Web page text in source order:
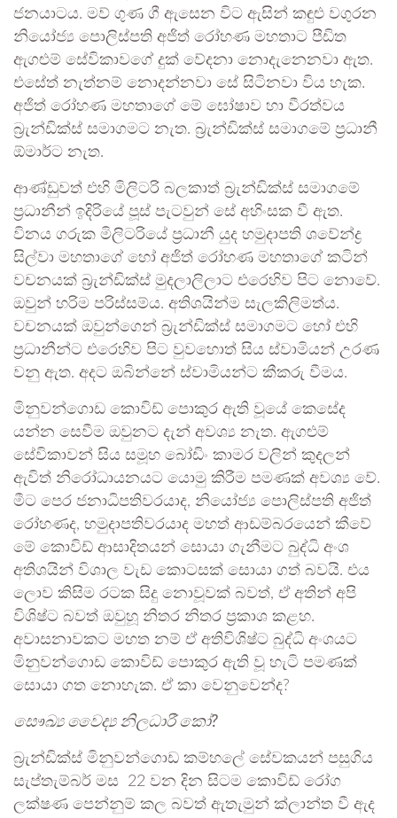
ජනයාටය. මව් ගුණ ගී ඇසෙන විට ඇසින් කඳුළු වගුරන
නියෝජ්‍ය පොලිස්පති අජිත් රෝහණ මහතාට පීඩිත
ඇගළුම් සේවිකාවගේ දුක් වේදනා නොදැනෙනවා ඇත.
එසේත් නැත්නම් ‍නොදන්නවා සේ සිටිනවා විය හැක.
අජිත් රෝහණ මහතාගේ මේ ඝෝෂාව හා වීරත්වය
බ්‍රැන්ඩික්ස් සමාගමට නැත. බ්‍රැන්ඩික්ස් සමාගමේ ප්‍රධානී
ඕමාර්ට නැත.
ආණ්ඩුවත් එහි මිලිටරි බලකාත් බ්‍රැන්ඩික්ස් සමාගමේ
ප්‍රධානීන් ඉදිරියේ පූස් පැටවුන් සේ අහිංසක වී ඇත.
විනය ගරුක මිලිටරියේ ප්‍රධානී යුද හමුදාපති ශවේන්ද්‍ර
සිල්වා මහතාගේ හෝ අජිත් රෝහණ මහතාගේ කටින්
වචනයක් බ්‍රැන්ඩික්ස් මුදලාලිලාට එරෙහිව පිට නොවේ.
ඔවුන් හරිම පරිස්සම්ය. අතිශයින්ම සැලකිලිමත්ය.
වචනයක් ඔවුන්ගෙන් බ්‍රැන්ඩික්ස් සමාගමට හෝ එහි
ප්‍රධානීන්ට එරෙහිව පිට වුවහොත් සිය ස්වාමියන් උරණ
වනු ඇත. අදට ඔබින්නේ ස්වාමියන්ට කීකරු වීමය.
මිනුවන්ගොඩ කොවිඩ් පොකුර ඇති වූයේ කෙසේද
යන්න සෙවීම ඔවුනට දැන් අවශ්‍ය නැත. ඇගළුම්
සේවිකාවන් සිය සමූහ බෝඩිං කාමර වලින් කුදලන්
ඇවිත් නිරෝධායනයට යොමු කිරීම පමණක් අවශ්‍ය වේ.
මීට පෙර ජනාධිපතිවරයාද, නියෝජ්‍ය පොලිස්පති අජිත්
රෝහණද, හමුදාපතිවරයාද මහත් ආඩම්බරයෙන් කීවේ
මේ කොවිඩ් ආසාදිතයන් සොයා ගැනීමට බුද්ධි අංශ
අතිශයින් විශාල වැඩ කොටසක් සොයා ගත් බවයි. එය
ලොව කිසිම රටක සිදු නොවූවක් බවත්, ඒ අතින් අපි
විශිෂ්ට බවත් ඔවුහූ නිතර නිතර ප්‍රකාශ කළහ.
අවාසනාවකට මහත නම් ඒ අතිවිශිෂ්ට බුද්ධි අංශයට
මිනුවන්ගොඩ කොවිඩ් පොකුර ඇති වූ හැටි පමණක්
සොයා ගත නොහැක. ඒ කා වෙනුවෙන්ද?
සෞඛ්‍ය වෛද්‍ය නිලධාරී කෝ?
බ්‍රැන්ඩික්ස් මිනුවන්ගොඩ කම්හලේ සේවකයන් පසුගිය
සැප්තැම්බර් මස 22 වන දින සිටම කොවිඩ් රෝග
ලක්ෂණ පෙන්නුම් කල බවත් ඇතැමුන් ක්ලාන්ත වී ඇද